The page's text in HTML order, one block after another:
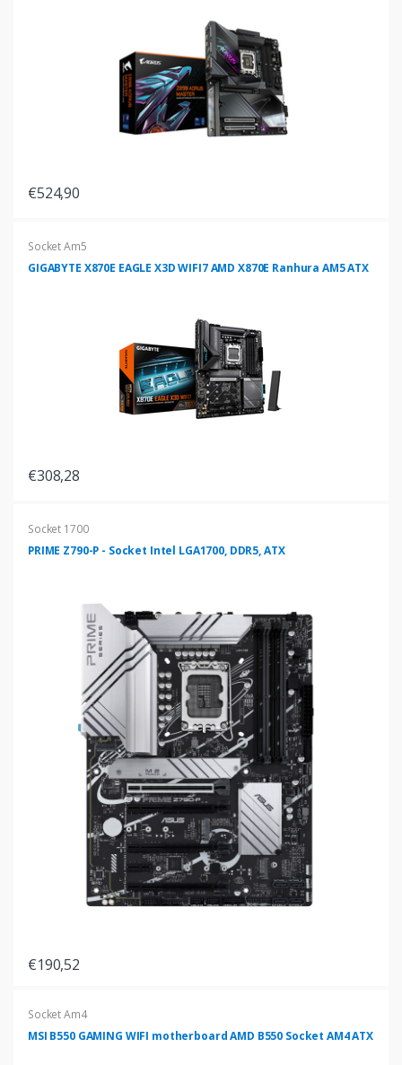
€524,90
Socket Am5
GIGABYTE X870E EAGLE X3D WIFI7 AMD X870E Ranhura AM5 ATX
€308,28
Socket 1700
PRIME Z790-P - Socket Intel LGA1700, DDR5, ATX
€190,52
Socket Am4
MSI B550 GAMING WIFI motherboard AMD B550 Socket AM4 ATX